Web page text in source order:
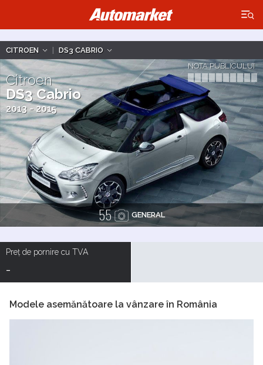
×
CITROEN | DS3 CABRIO
Citroen
DS3 Cabrio
2013 - 2015
NOTA PUBLICULUI
55 GENERAL
Preț de pornire cu TVA
-
Modele asemănătoare la vânzare în România